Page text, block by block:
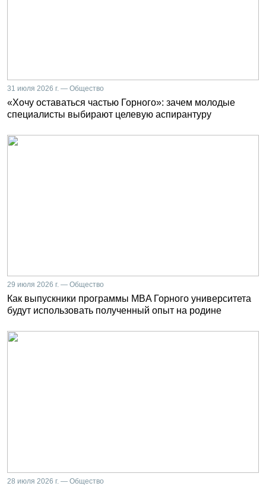
31 июля 2026 г. — Общество
«Хочу оставаться частью Горного»: зачем молодые
специалисты выбирают целевую аспирантуру
29 июля 2026 г. — Общество
Как выпускники программы MBA Горного университета
будут использовать полученный опыт на родине
28 июля 2026 г. — Общество